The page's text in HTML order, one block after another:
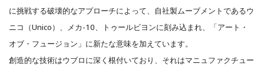
に挑戦する破壊的なアプローチによって、自社製ムーブメントであるウ
ニコ（Unico）、メカ-10、トゥールビヨンに刻み込まれ、「アート・
オブ・フュージョン」に新たな意味を加えています。
創造的な技術はウブロに深く根付いており、それはマニュファクチュー